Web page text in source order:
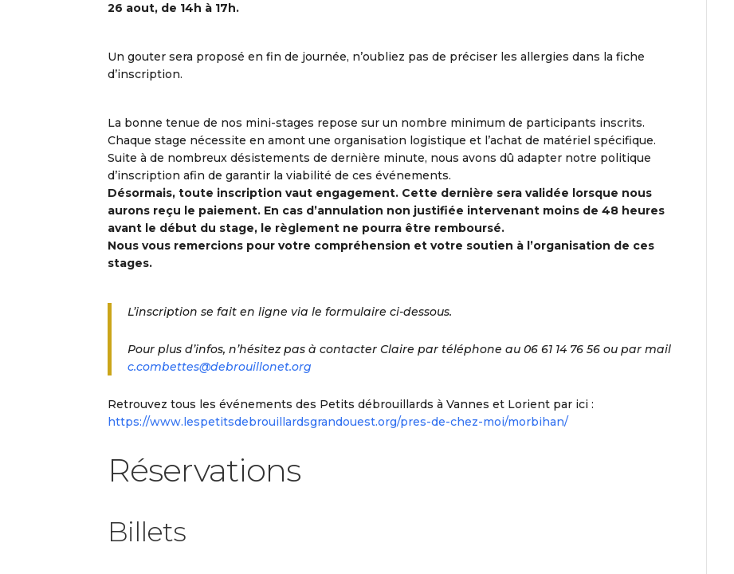
26 aout, de 14h à 17h.
Un gouter sera proposé en fin de journée, n’oubliez pas de préciser les allergies dans la fiche
d’inscription.
La bonne tenue de nos mini-stages repose sur un nombre minimum de participants inscrits.
Chaque stage nécessite en amont une organisation logistique et l’achat de matériel spécifique.
Suite à de nombreux désistements de dernière minute, nous avons dû adapter notre politique
d’inscription afin de garantir la viabilité de ces événements.
Désormais, toute inscription vaut engagement. Cette dernière sera validée lorsque nous
aurons reçu le paiement. En cas d’annulation non justifiée intervenant moins de 48 heures
avant le début du stage, le règlement ne pourra être remboursé.
Nous vous remercions pour votre compréhension et votre soutien à l’organisation de ces
stages.
L’inscription se fait en ligne via le formulaire ci-dessous.
Pour plus d’infos, n’hésitez pas à contacter Claire par téléphone au 06 61 14 76 56 ou par mail
c.combettes@debrouillonet.org
Retrouvez tous les événements des Petits débrouillards à Vannes et Lorient par ici :
https://www.lespetitsdebrouillardsgrandouest.org/pres-de-chez-moi/morbihan/
Réservations
Billets